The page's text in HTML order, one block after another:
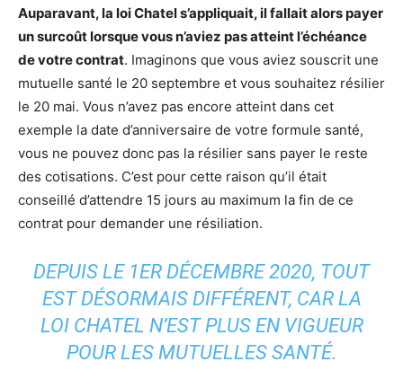
Auparavant, la loi Chatel s’appliquait, il fallait alors payer
un surcoût lorsque vous n’aviez pas atteint l’échéance
de votre contrat. Imaginons que vous aviez souscrit une
mutuelle santé le 20 septembre et vous souhaitez résilier
le 20 mai. Vous n’avez pas encore atteint dans cet
exemple la date d’anniversaire de votre formule santé,
vous ne pouvez donc pas la résilier sans payer le reste
des cotisations. C’est pour cette raison qu’il était
conseillé d’attendre 15 jours au maximum la fin de ce
contrat pour demander une résiliation.
DEPUIS LE 1ER DÉCEMBRE 2020, TOUT
EST DÉSORMAIS DIFFÉRENT, CAR LA
LOI CHATEL N’EST PLUS EN VIGUEUR
POUR LES MUTUELLES SANTÉ.